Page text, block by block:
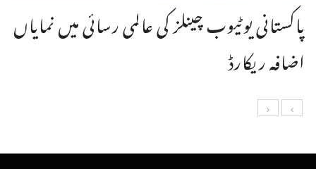
پاکستانی یوٹیوب چینلز کی عالمی رسائی میں نمایاں
اضافہ ریکارڈ